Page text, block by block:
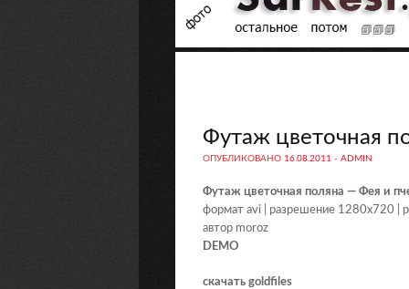
Футаж цветочная
ОПУБЛИКОВАНО 16.08.2011 - ADMIN
Футаж цветочная поляна — Фея и
формат avi | разрешение 1280х720 |
автор moroz
DEMO
скачать goldfiles